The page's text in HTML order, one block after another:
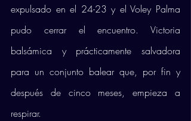
expulsado en el 24-23 y el Voley Palma
pudo cerrar el encuentro. Victoria
balsámica y prácticamente salvadora
para un conjunto balear que, por fin y
después de cinco meses, empieza a
respirar.